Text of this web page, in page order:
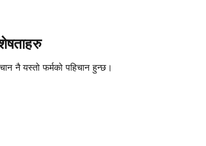
नै यस्तो फर्मको पहिचान हुन्छ।